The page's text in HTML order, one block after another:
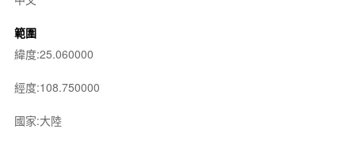
範圍
緯度:25.060000
經度:108.750000
國家:大陸